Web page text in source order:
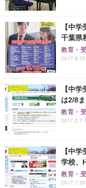
【中
千葉県
教育・
【中
は2/8
教育・
2017.2.7
【中
学校、
教育・